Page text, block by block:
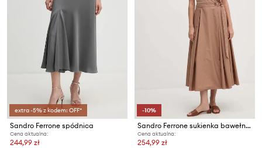
extra -5% z kodem: OFF*
Sandro Ferrone spódnica
Cena aktualna:
244,99 zł
-10%
Sandro Ferrone sukienka bawełniana
Cena aktualna:
254,99 zł